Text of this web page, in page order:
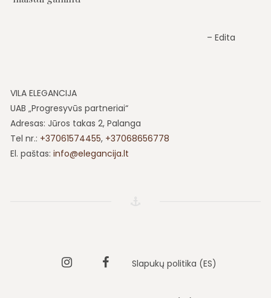
Edita
VILA ELEGANCIJA
UAB „Progresyvūs partneriai“
Adresas: Jūros takas 2, Palanga
Tel nr.: +37061574455, +37068656778
El. paštas: info@elegancija.lt
InstagramVila Slapukų politika (ES)